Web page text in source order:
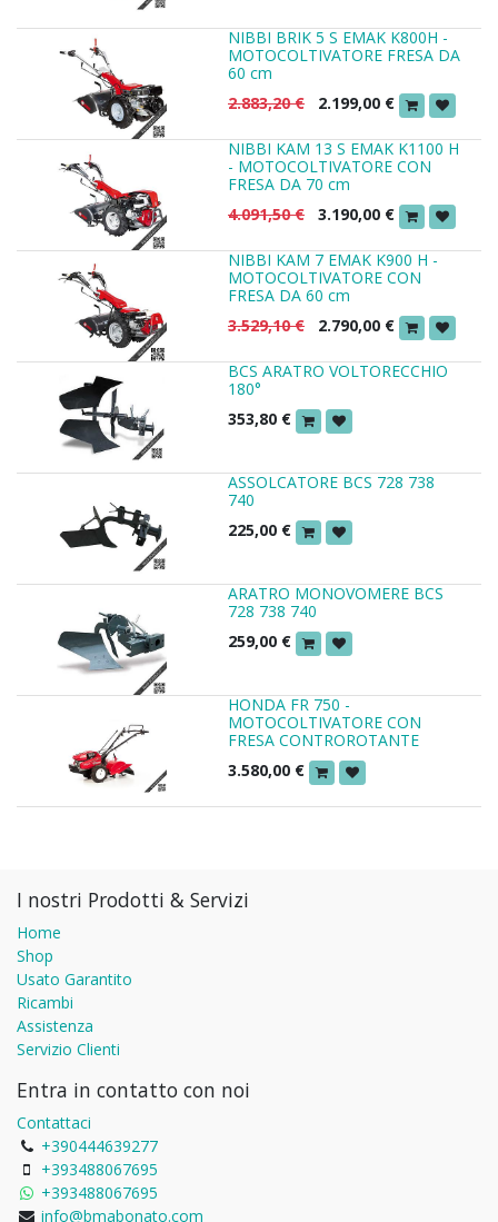
NIBBI BRIK 5 S EMAK K800H -
MOTOCOLTIVATORE FRESA DA
60 cm
2.883,20€ 2.199,00 €
NIBBI KAM 13 S EMAK K1100 H
- MOTOCOLTIVATORE CON
FRESA DA 70 cm
4.091,50€ 3.190,00 €
NIBBI KAM 7 EMAK K900 H -
MOTOCOLTIVATORE CON
FRESA DA 60 cm
3.529,10€ 2.790,00 €
BCS ARATRO VOLTORECCHIO
180°
353,80 €
ASSOLCATORE BCS 728 738
740
225,00 €
ARATRO MONOVOMERE BCS
728 738 740
259,00 €
HONDA FR 750 -
MOTOCOLTIVATORE CON
FRESA CONTROROTANTE
3.580,00 €
I nostri Prodotti & Servizi
Home
Shop
Usato Garantito
Ricambi
Assistenza
Servizio Clienti
Entra in contatto con noi
Contattaci
+390444639277
+393488067695
+393488067695
info@bmabonato.com